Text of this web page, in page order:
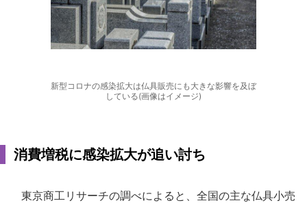
新型コロナの感染拡大は仏具販売にも大きな影響を及ぼ
している(画像はイメージ)
消費増税に感染拡大が追い討ち
東京商工リサーチの調べによると、全国の主な仏具小売